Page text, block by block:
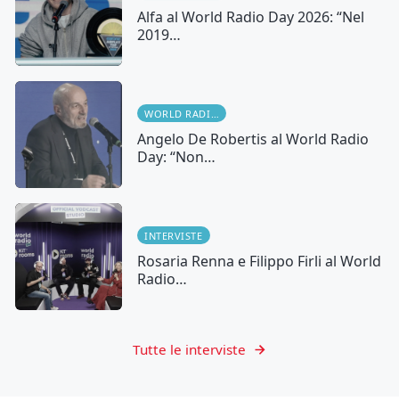
Alfa al World Radio Day 2026: “Nel
2019…
WORLD RADIO DAY
Angelo De Robertis al World Radio
Day: “Non…
INTERVISTE
Rosaria Renna e Filippo Firli al World
Radio…
Tutte le interviste